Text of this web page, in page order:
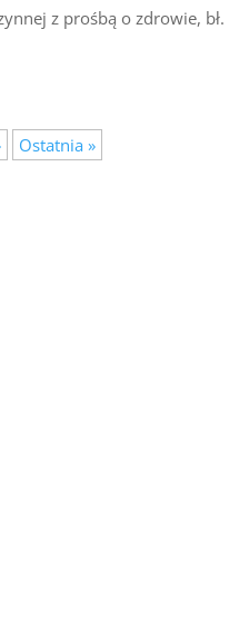
z prośbą o zdrowie, bł.
Ostatnia »